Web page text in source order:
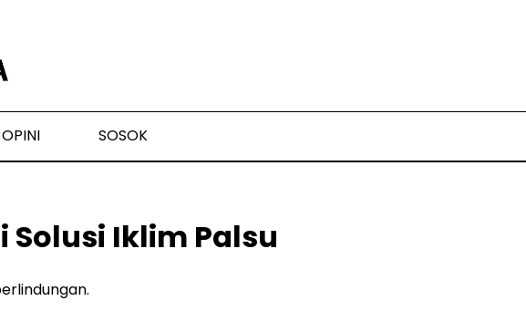
OPINI SOSOK
Solusi Iklim Palsu